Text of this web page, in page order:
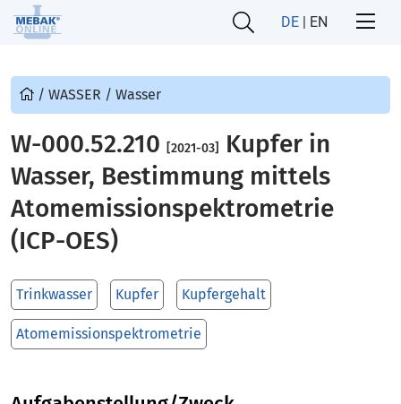
DE | EN
/ WASSER / Wasser
W-000.52.210 [2021-03]
Kupfer in
Wasser, Bestimmung mittels
Atomemissionspektrometrie
(ICP-OES)
Trinkwasser Kupfer Kupfergehalt
Atomemissionspektrometrie